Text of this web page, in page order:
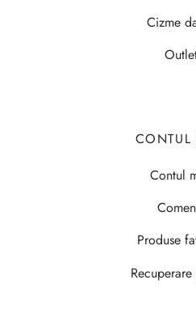
Cizme
CONTUL
Contul
Produse